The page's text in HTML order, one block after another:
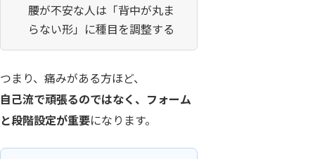
腰が不安な人は「背中が丸ま
らない形」に種目を調整する
つまり、痛みがある方ほど、
自己流で頑張るのではなく、フォーム
と段階設定が重要になります。